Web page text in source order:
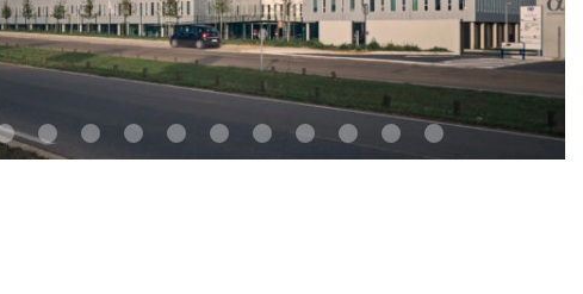
4